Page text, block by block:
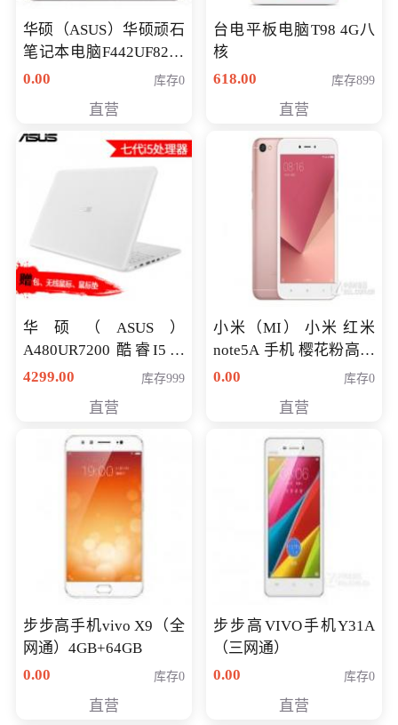
华硕（ASUS）华硕顽石
笔记本电脑F442UF8250
八代独显轻薄办公商务
0.00 库存0
直营
台电平板电脑T98 4G八
核
618.00
库存899
直营
华硕（ASUS）
A480UR7200 酷睿I5超
薄学生办公游戏独显笔
NV930-2G独
4299.00 库存999
直营
小米（MI） 小米 红米
note5A 手机 樱花粉高配
版 全网通(3G+32G)
0.00 库存0
直营
步步高手机vivo X9（全
网通）4GB+64GB
0.00
库存0
直营
步步高VIVO手机Y31A
（三网通）
0.00
库存0
直营